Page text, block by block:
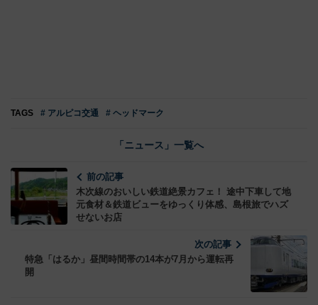
TAGS # アルピコ交通 # ヘッドマーク
「ニュース」一覧へ
前の記事
木次線のおいしい鉄道絶景カフェ！ 途中下車して地
元食材＆鉄道ビューをゆっくり体感、島根旅でハズ
せないお店
次の記事
特急「はるか」昼間時間帯の14本が7月から運転再
開